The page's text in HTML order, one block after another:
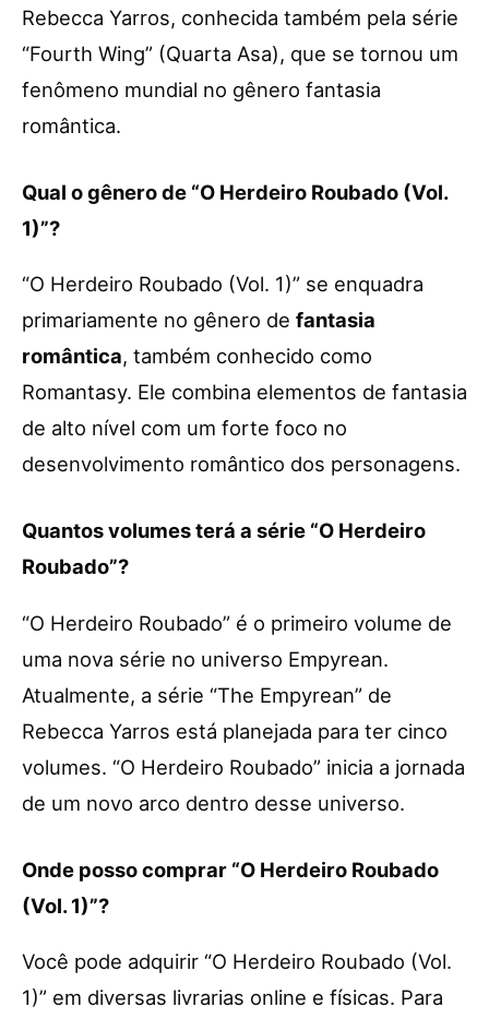
Rebecca Yarros, conhecida também pela série
“Fourth Wing” (Quarta Asa), que se tornou um
fenômeno mundial no gênero fantasia
romântica.
Qual o gênero de “O Herdeiro Roubado (Vol.
1)”?
“O Herdeiro Roubado (Vol. 1)” se enquadra
primariamente no gênero de fantasia
romântica, também conhecido como
Romantasy. Ele combina elementos de fantasia
de alto nível com um forte foco no
desenvolvimento romântico dos personagens.
Quantos volumes terá a série “O Herdeiro
Roubado”?
“O Herdeiro Roubado” é o primeiro volume de
uma nova série no universo Empyrean.
Atualmente, a série “The Empyrean” de
Rebecca Yarros está planejada para ter cinco
volumes. “O Herdeiro Roubado” inicia a jornada
de um novo arco dentro desse universo.
Onde posso comprar “O Herdeiro Roubado
(Vol. 1)”?
Você pode adquirir “O Herdeiro Roubado (Vol.
1)” em diversas livrarias online e físicas. Para